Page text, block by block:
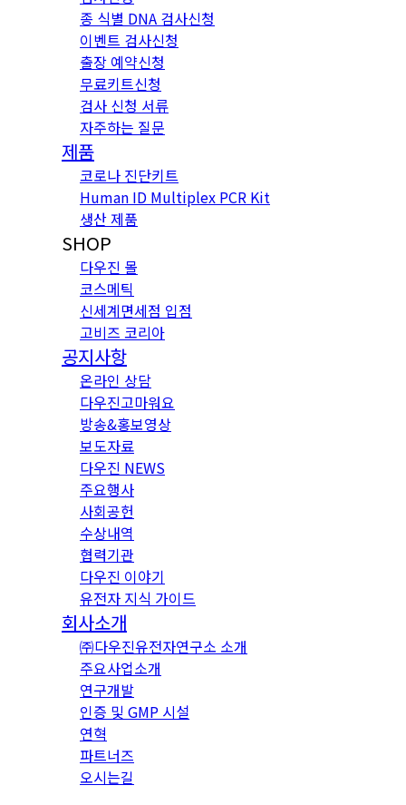
종 식별 DNA 검사신청
이벤트 검사신청
출장 예약신청
무료키트신청
검사 신청 서류
자주하는 질문
제품
코로나 진단키트
Human ID Multiplex PCR Kit
생산 제품
SHOP
다우진 몰
코스메틱
신세계면세점 입점
고비즈 코리아
공지사항
온라인 상담
다우진고마워요
방송&홍보영상
보도자료
다우진 NEWS
주요행사
사회공헌
수상내역
협력기관
다우진 이야기
유전자 지식 가이드
회사소개
㈜다우진유전자연구소 소개
주요사업소개
연구개발
인증 및 GMP 시설
연혁
파트너즈
오시는길